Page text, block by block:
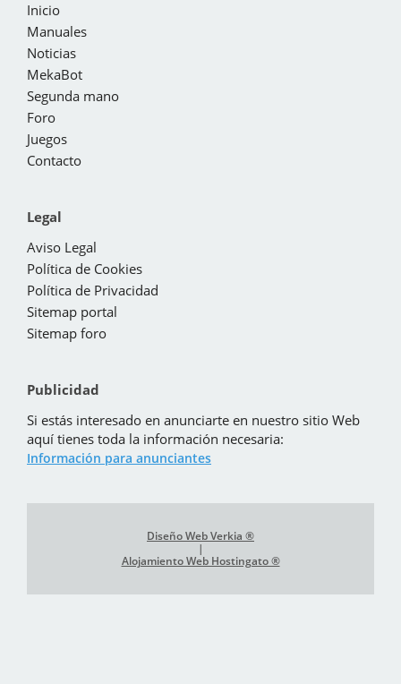
Inicio
Manuales
Noticias
MekaBot
Segunda mano
Foro
Juegos
Contacto
Legal
Aviso Legal
Política de Cookies
Política de Privacidad
Sitemap portal
Sitemap foro
Publicidad
Si estás interesado en anunciarte en nuestro sitio Web
aquí tienes toda la información necesaria:
Información para anunciantes
Diseño Web Verkia ®
|
Alojamiento Web Hostingato ®